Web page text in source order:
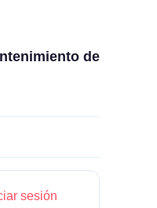
de
sesión